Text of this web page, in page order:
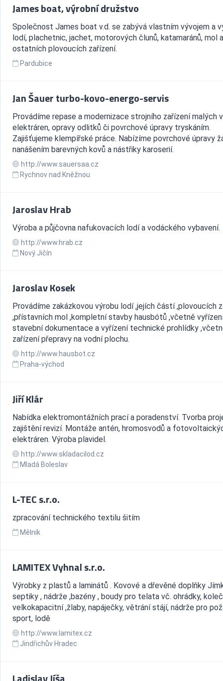
James boat, výrobní družstvo
Společnost James boat v.d. se zabývá vlastním vývojem a
lodí, plachetnic, jachet, motorových člunů, katamaránů, mol a
ostatních plovoucích zařízení.
Pardubice
Jan Šauer turbo-kovo-energo-servis
Provádíme repase a modernizace strojního zařízení malých
elektráren, opravy odlitků či povrchové úpravy tryskáním.
Zajišťujeme klempířské práce. Nabízíme povrchové úpravy
nanášením barevných kovů a nástřiky karoserií.
http://www.sauersaa.cz
Rychnov nad Kněžnou
Jaroslav Hrab
Výroba a půjčovna nafukovacích lodí a vodáckého vybavení.
http://www.hrab.cz
Nový Jičín
Jaroslav Kosek
Provádíme zakázkovou výrobu lodí ,jejích částí ,plovoucích
,přístavních mol ,kompletní stavby hausbótů ,včetně
stavební dokumentace a vyřízení technické prohlídky
zařízení přepravy na vodní plochu.
http://www.hausbot.cz
Praha-východ
Jiří Klár
Nabídka elektromontážních prací a poradenství. Tvorba
zajištění revizí. Montáže antén, hromosvodů a
elektráren. Výroba plavidel.
http://www.skladacilod.cz
Mladá Boleslav
L-TEC s.r.o.
zpracování technického textilu šitím
Mělník
LAMITEX Vyhnal s.r.o.
Výrobky z plastů a laminátů . Kovové a dřevěné doplňky
septiky , nádrže ,bazény , boudy pro telata vč. ohrádky,
velkokapacitní ,žlaby, napáječky, větrání stájí, nádrže pro
sport, lodě
http://www.lamitex.cz
Jindřichův Hradec